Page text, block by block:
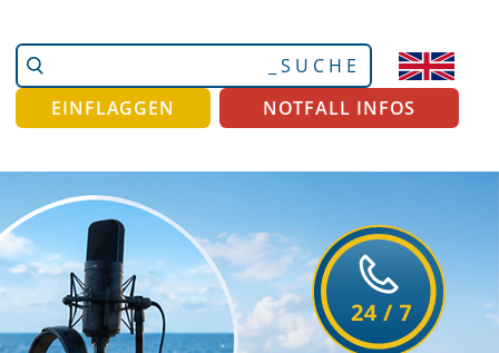
Website
durchsuchen
Erweiterte
Suche…
EINFLAGGEN
NOTFALL INFOS